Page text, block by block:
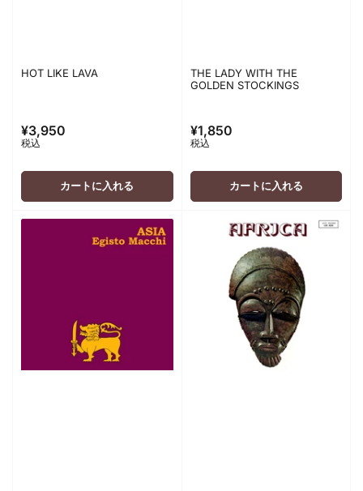
HOT LIKE LAVA
通
常
価
¥3,950
税込
カートに入れる
THE LADY WITH THE
GOLDEN STOCKINGS
通
常
価
¥1,850
税込
カートに入れる